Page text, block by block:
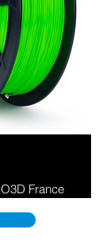
France
idéal pour
à l'usure.